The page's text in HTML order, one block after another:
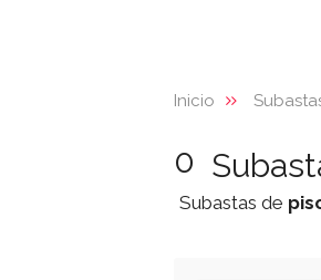
Inicio
0
Subastas de